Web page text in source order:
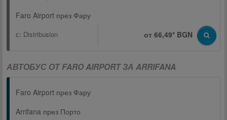
Faro Airport през Фару
с: Distribusion от 66,49* BGN
АВТОБУС ОТ FARO AIRPORT ЗА ARRIFANA
Faro Airport през Фару
Arrifana през Порто